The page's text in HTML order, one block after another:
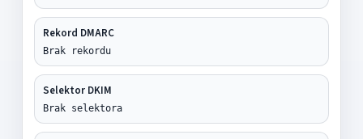
Rekord DMARC
Brak rekordu
Selektor DKIM
Brak selektora